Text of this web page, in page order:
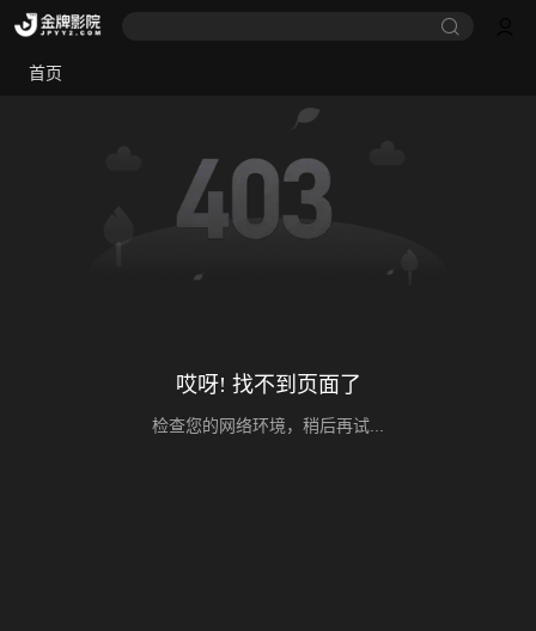
首页
哎呀! 找不到页面了
检查您的网络环境，稍后再试...